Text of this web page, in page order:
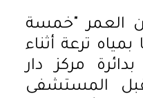
العمر "خمسة
ترعة أثناء
مركز دار
المستشفى